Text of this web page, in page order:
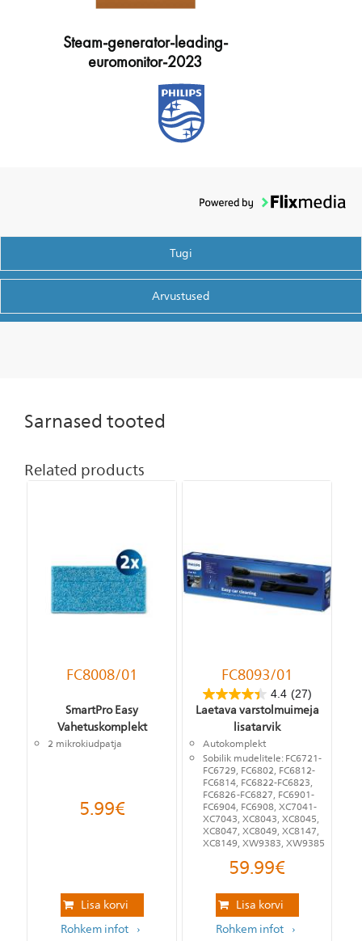
Steam-generator-leading-
euromonitor-2023
Tugi
Arvustused
Sarnased tooted
Related products
FC8008/01
SmartPro Easy
Vahetuskomplekt
2 mikrokiudpatja
5.99€
Lisa korvi
Rohkem infot
FC8093/01
4.4 (27)
Laetava varstolmuimeja
lisatarvik
Autokomplekt
Sobilik mudelitele: FC6721-
FC6729, FC6802, FC6812-
FC6814, FC6822-FC6823,
FC6826-FC6827, FC6901-
FC6904, FC6908, XC7041-
XC7043, XC8043, XC8045,
XC8047, XC8049, XC8147,
XC8149, XW9383, XW9385
59.99€
Lisa korvi
Rohkem infot